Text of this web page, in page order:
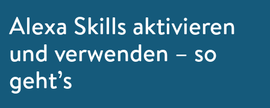
Alexa Skills aktivieren
und verwenden – so
geht’s